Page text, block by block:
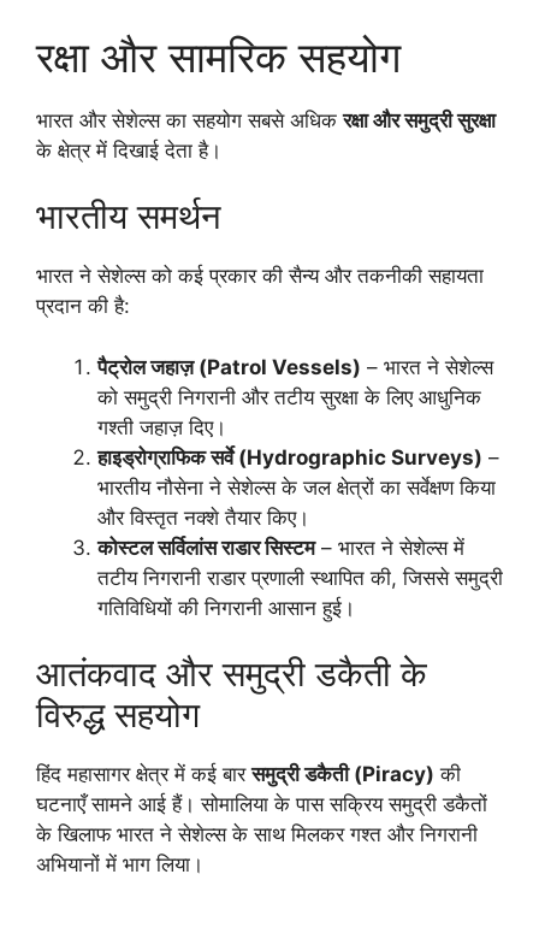
रक्षा और सामरिक सहयोग
भारत और सेशेल्स का सहयोग सबसे अधिकरक्षा और समुद्री सुरक्षा
के क्षेत्र में दिखाई देता है।
भारतीय समर्थन
भारत ने सेशेल्स को कई प्रकार की सैन्य और तकनीकी सहायता
प्रदान की है:
पैट्रोल जहाज़ (Patrol Vessels) – भारत ने सेशेल्स
को समुद्री निगरानी और तटीय सुरक्षा के लिए आधुनिक
गश्ती जहाज़ दिए।
हाइड्रोग्राफिक सर्वे (Hydrographic Surveys) –
भारतीय नौसेना ने सेशेल्स के जल क्षेत्रों का सर्वेक्षण किया
और विस्तृत नक्शे तैयार किए।
कोस्टल सर्विलांस राडार सिस्टम– भारत ने सेशेल्स में
तटीय निगरानी राडार प्रणाली स्थापित की, जिससे समुद्री
गतिविधियों की निगरानी आसान हुई।
आतंकवाद और समुद्री डकैती के
विरुद्ध सहयोग
हिंद महासागर क्षेत्र में कई बारसमुद्री डकैती (Piracy) की
घटनाएँ सामने आई हैं। सोमालिया के पास सक्रिय समुद्री डकैतों
के खिलाफ भारत ने सेशेल्स के साथ मिलकर गश्त और निगरानी
अभियानों में भाग लिया।